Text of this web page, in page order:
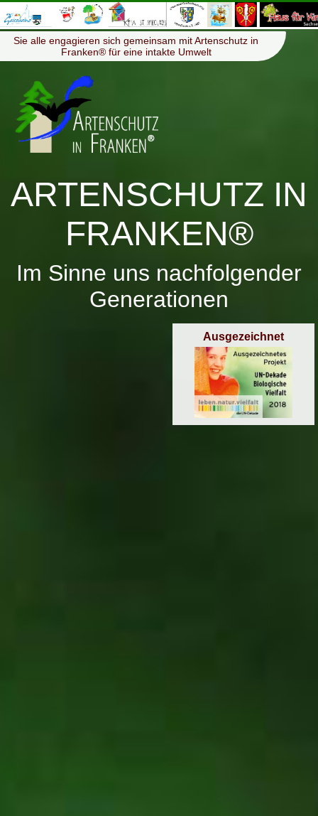
Menü ≡
Sie alle engagieren sich gemeinsam mit Artenschutz in
Franken® für eine intakte Umwelt
ARTENSCHUTZ IN
FRANKEN®
Im Sinne uns nachfolgender
Generationen
Ausgezeichnet